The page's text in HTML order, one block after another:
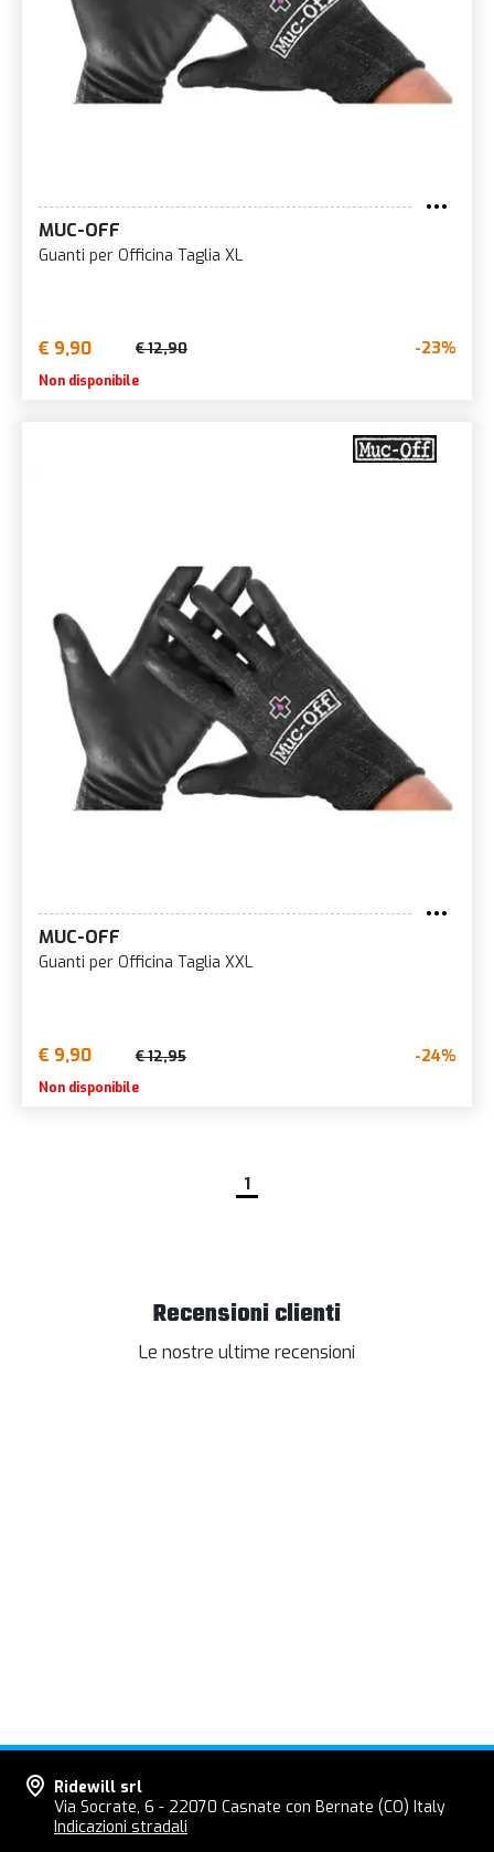
MUC-OFF
Guanti per Officina Taglia XL
€ 9,90 € 12,90 -23%
Non disponibile
MUC-OFF
Guanti per Officina Taglia XXL
€ 9,90 € 12,95 -24%
Non disponibile
1
Recensioni clienti
Le nostre ultime recensioni
Ridewill srl
Via Socrate, 6 - 22070 Casnate con Bernate (CO) Italy
Indicazioni stradali